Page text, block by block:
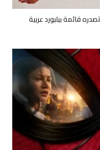
قائمة بيلبورد عربية